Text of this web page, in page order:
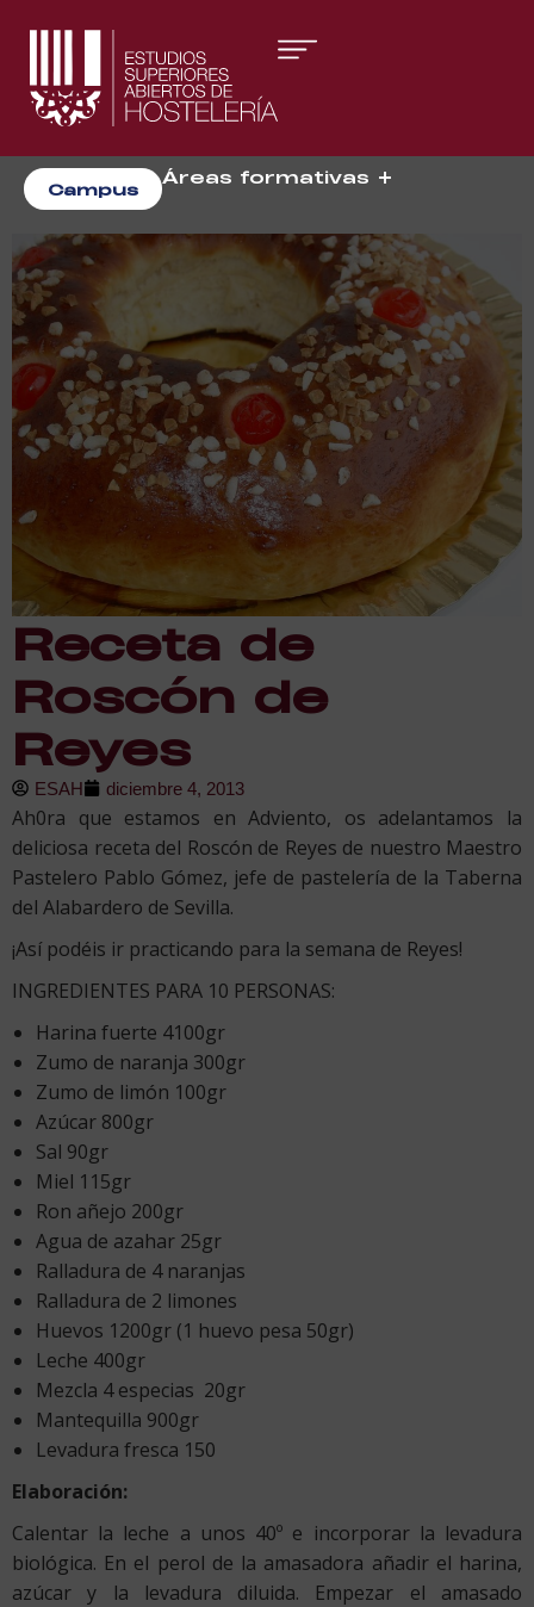
Campus
Áreas formativas
Receta de
Roscón de
Reyes
ESAH diciembre 4, 2013
Ah0ra que estamos en Adviento, os adelantamos la
deliciosa receta del Roscón de Reyes de nuestro Maestro
Pastelero Pablo Gómez, jefe de pastelería de la Taberna
del Alabardero de Sevilla.
¡Así podéis ir practicando para la semana de Reyes!
INGREDIENTES PARA 10 PERSONAS:
Harina fuerte 4100gr
Zumo de naranja 300gr
Zumo de limón 100gr
Azúcar 800gr
Sal 90gr
Miel 115gr
Ron añejo 200gr
Agua de azahar 25gr
Ralladura de 4 naranjas
Ralladura de 2 limones
Huevos 1200gr (1 huevo pesa 50gr)
Leche 400gr
Mezcla 4 especias 20gr
Mantequilla 900gr
Levadura fresca 150
Elaboración:
Calentar la leche a unos 40º e incorporar la levadura
biológica. En el perol de la amasadora añadir el harina,
azúcar y la levadura diluida. Empezar el amasado